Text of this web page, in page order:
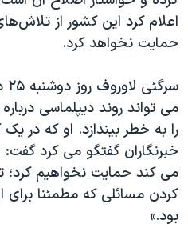
آرشیو پخش زنده
مجموعه مستندهای دادخواهی
تریبونال مردمی آبان ۹۸
چهل سال گروگان‌گیری
قانون شفافیت دارائی کادر رهبری
اعتراضات مردمی آبان ۹۸
اسرائیل در جنگ
نرگس محمدی برنده جایزه نوبل
اعلام کرد این کشور از
حمایت نخواهد کرد.
می تواند روند دیپلماسی
را به خطر بیندازد. او که در
خبرنگاران گفتگو می کرد گفت:
می کند حمایت نخواهیم کرد؛
کردن مسائلی که مطمئنا برای
بود.»